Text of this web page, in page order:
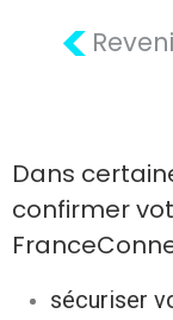
<
Dans
confirmer
sécuriser